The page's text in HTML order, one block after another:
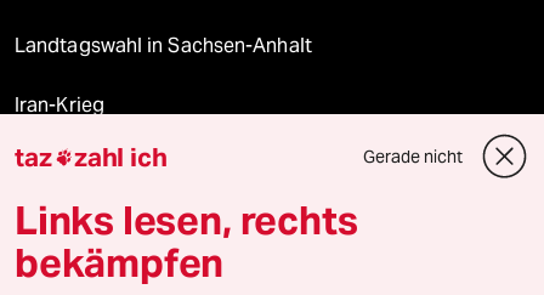
Landtagswahl in Sachsen-Anhalt
Iran-Krieg
Ceuta
Verlag
taz zahl ich Gerade nicht
Links lesen, rechts
bekämpfen